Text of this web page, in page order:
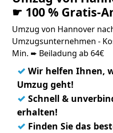
☛ 100 % Gratis-
Umzug von Hannover
Umzugsunternehmen -
Min. ➨ Beiladung ab 64€
✓ Wir helfen Ihnen,
Umzug geht!
✓ Schnell &
erhalten!
✓ Finden Sie das